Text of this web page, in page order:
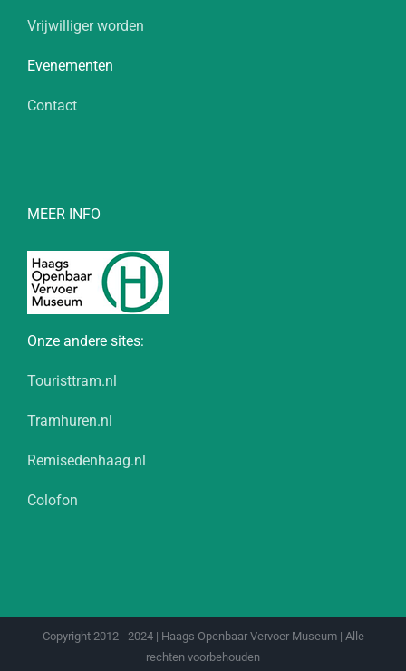
Vrijwilliger worden
Evenementen
Contact
MEER INFO
Onze andere sites:
Touristtram.nl
Tramhuren.nl
Remisedenhaag.nl
Colofon
Copyright 2012 - 2024 | Haags Openbaar Vervoer Museum | Alle
rechten voorbehouden